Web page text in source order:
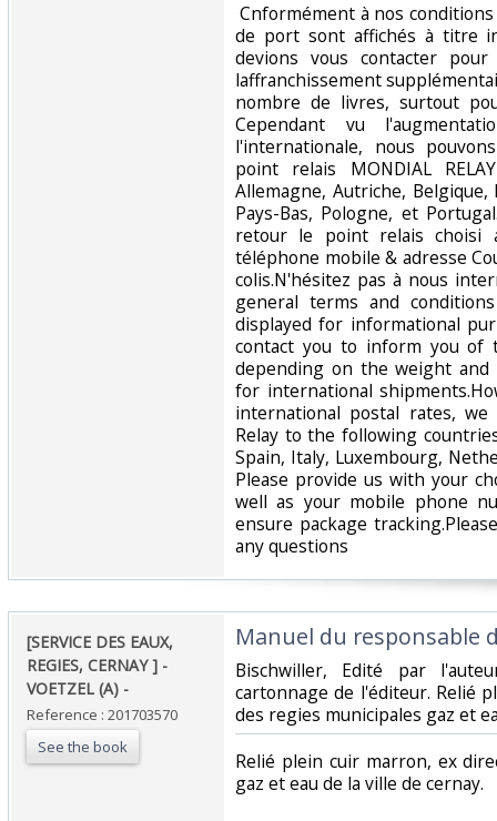
Cnformément à nos
de port sont affichés à titre
devions vous contacter
laffranchissement
nombre de livres, surtout
Cependant vu
l'internationale, nous
point relais MONDIAL
Allemagne, Autriche,
Pays-Bas, Pologne, et
retour le point relais choisi
téléphone mobile & adresse
colis.N'hésitez pas à nous
general terms and
displayed for informational
contact you to inform you of
depending on the weight and
for international
international postal rates,
Relay to the following
Spain, Italy, Luxembourg,
Please provide us with your
well as your mobile phone
ensure package
any questions‎
‎[SERVICE DES EAUX,
REGIES, CERNAY ] -
VOETZEL (A) - ‎
Reference : 201703570
See the book
‎Manuel du responsable
‎Bischwiller, Edité par
cartonnage de l'éditeur. Relié
des regies municipales gaz et
‎Relié plein cuir marron, ex
gaz et eau de la ville de cernay.‎